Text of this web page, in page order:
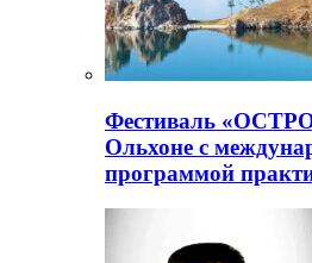
Фестиваль
Ольхоне с
программой